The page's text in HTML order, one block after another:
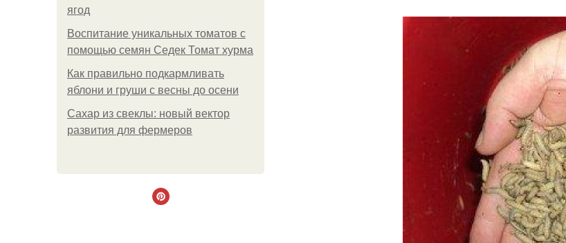
ягод
Воспитание уникальных томатов с
помощью семян Седек Томат хурма
Как правильно подкармливать
яблони и груши с весны до осени
Сахар из свеклы: новый вектор
развития для фермеров